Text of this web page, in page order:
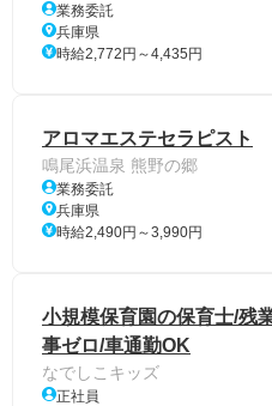
業務委託
兵庫県
時給2,772円～4,435円
アロマエステセラピスト
鳴尾浜温泉 熊野の郷
業務委託
兵庫県
時給2,490円～3,990円
小規模保育園の保育士/残
事ゼロ/車通勤OK
なでしこキッズ
正社員